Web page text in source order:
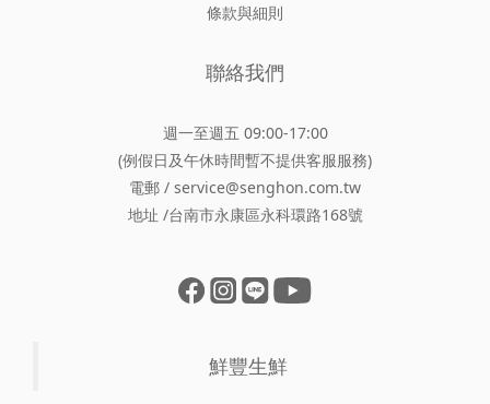
條款與細則
聯絡我們
週一至週五 09:00-17:00
(例假日及午休時間暫不提供客服服務)
電郵 / service@senghon.com.tw
地址 /台南市永康區永科環路168號
鮮豐生鮮